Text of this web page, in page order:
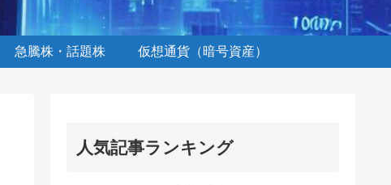
急騰株・話題株 仮想通貨（暗号資産）
人気記事ランキング